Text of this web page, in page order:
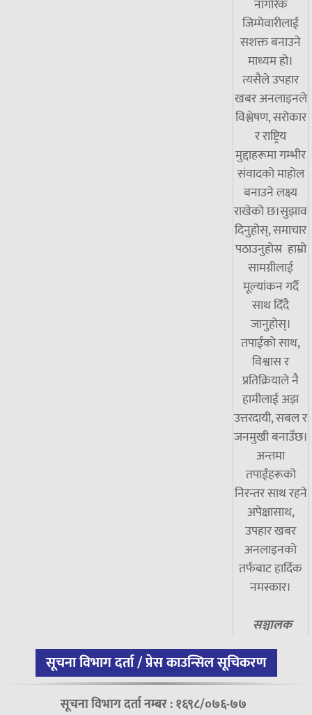
नागरिक
जिम्मेवारीलाई
सशक्त बनाउने
माध्यम हो।
त्यसैले उपहार
खबर अनलाइनले
विश्लेषण, सरोकार
र राष्ट्रिय
मुद्दाहरूमा गम्भीर
संवादको माहोल
बनाउने लक्ष्य
राखेको छ।सुझाव
दिनुहोस्, समाचार
पठाउनुहोस्र हाम्रो
सामग्रीलाई
मूल्यांकन गर्दै
साथ दिँदै
जानुहोस्।
तपाईंको साथ,
विश्वास र
प्रतिक्रियाले नै
हामीलाई अझ
उत्तरदायी, सबल र
जनमुखी बनाउँछ।
अन्तमा
तपाईंहरूको
निरन्तर साथ रहने
अपेक्षासाथ,
उपहार खबर
अनलाइनको
तर्फबाट हार्दिक
नमस्कार।
सञ्चालक
सूचना विभाग दर्ता / प्रेस काउन्सिल सूचिकरण
सूचना विभाग दर्ता नम्बर : १६९८/०७६-७७